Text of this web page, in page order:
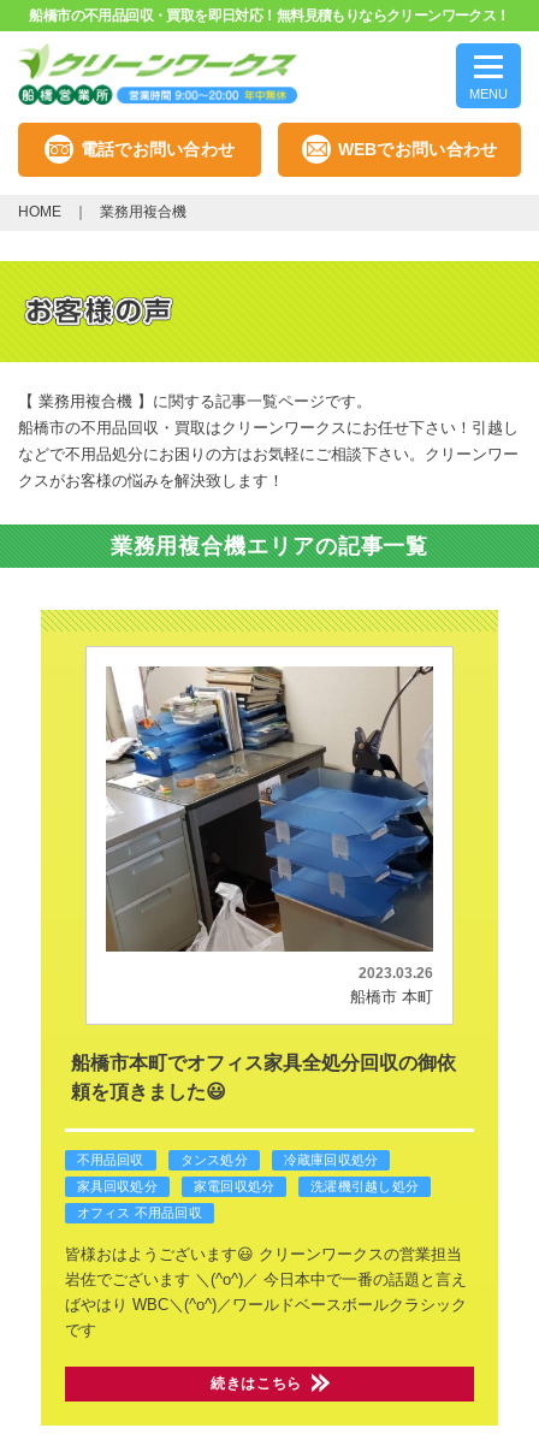
船橋市の不用品回収・買取を即日対応！無料見積もりならクリーンワークス！
MENU
電話でお問い合わせ WEBでお問い合わせ
HOME 業務用複合機
【 業務用複合機 】に関する記事一覧ページです。
船橋市の不用品回収・買取はクリーンワークスにお任せ下さい！引越し
などで不用品処分にお困りの方はお気軽にご相談下さい。クリーンワー
クスがお客様の悩みを解決致します！
業務用複合機エリアの記事一覧
2023.03.26
船橋市 本町
船橋市本町でオフィス家具全処分回収の御依
頼を頂きました😃
不用品回収 タンス処分
冷蔵庫回収処分
家具回収処分
家電回収処分
洗濯機引越し処分
オフィス 不用品回収
皆様おはようございます😃 クリーンワークスの営業担当
岩佐でございます ＼(^o^)／ 今日本中で一番の話題と言え
ばやはり WBC＼(^o^)／ワールドベースボールクラシック
です
続きはこちら